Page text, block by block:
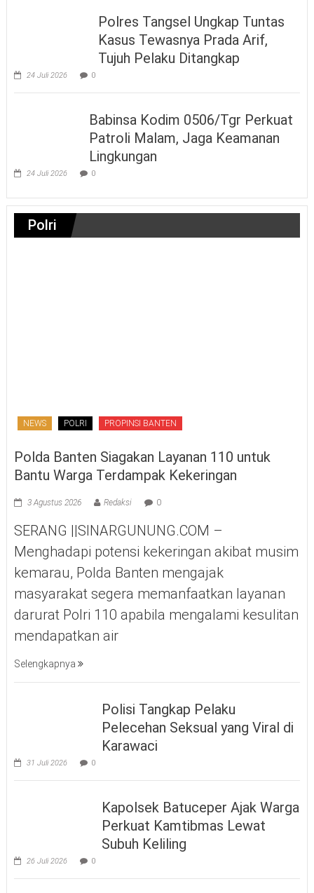
Polres Tangsel Ungkap Tuntas
Kasus Tewasnya Prada Arif,
Tujuh Pelaku Ditangkap
24 Juli 2026 0
Babinsa Kodim 0506/Tgr Perkuat
Patroli Malam, Jaga Keamanan
Lingkungan
24 Juli 2026 0
Polri
NEWS POLRI PROPINSI BANTEN
Polda Banten Siagakan Layanan 110 untuk
Bantu Warga Terdampak Kekeringan
3 Agustus 2026 Redaksi 0
SERANG ||SINARGUNUNG.COM –
Menghadapi potensi kekeringan akibat musim
kemarau, Polda Banten mengajak
masyarakat segera memanfaatkan layanan
darurat Polri 110 apabila mengalami kesulitan
mendapatkan air
Selengkapnya
Polisi Tangkap Pelaku
Pelecehan Seksual yang Viral di
Karawaci
31 Juli 2026 0
Kapolsek Batuceper Ajak Warga
Perkuat Kamtibmas Lewat
Subuh Keliling
26 Juli 2026 0